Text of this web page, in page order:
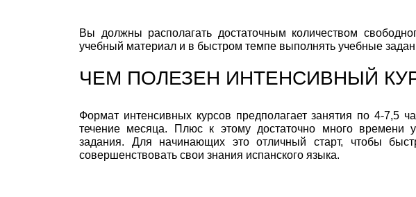
Вы должны располагать достаточным количеством
учебный материал и в быстром темпе выполнять учебные
ЧЕМ ПОЛЕЗЕН ИНТЕНСИВНЫЙ
Формат интенсивных курсов предполагает занятия по 4-7,5
течение месяца. Плюс к этому достаточно много времени
задания. Для начинающих это отличный старт, чтобы
совершенствовать свои знания испанского языка.